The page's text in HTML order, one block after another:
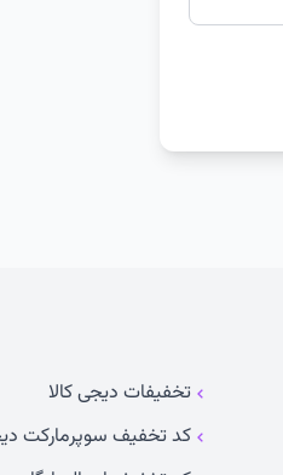
تخفیفات دیجی کالا
کد تخفیف سوپرمارکت